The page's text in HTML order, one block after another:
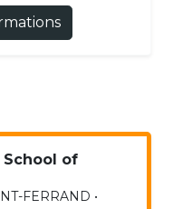
of
FERRAND •